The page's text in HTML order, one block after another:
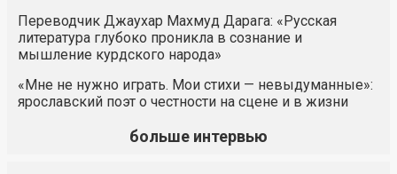
Переводчик Джаухар Махмуд Дарага: «Русская
литература глубоко проникла в сознание и
мышление курдского народа»
«Мне не нужно играть. Мои стихи — невыдуманные»:
ярославский поэт о честности на сцене и в жизни
больше интервью